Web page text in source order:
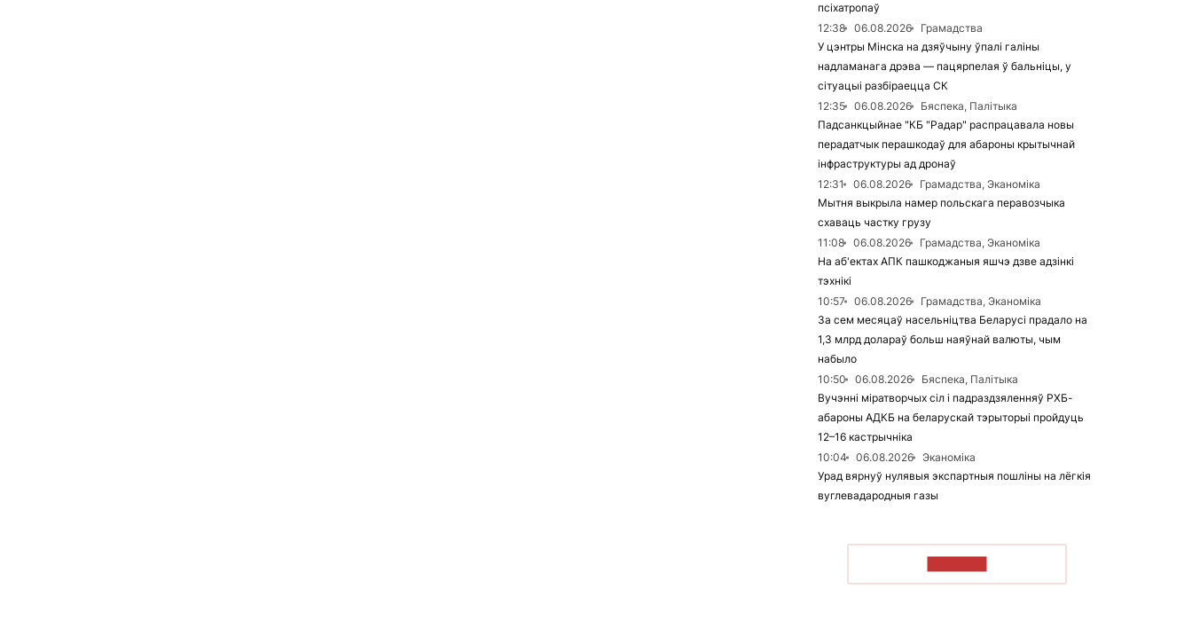
псіхатропаў
12:38
06.08.2026
Грамадства
У цэнтры Мінска на дзяўчыну ўпалі галіны
надламанага дрэва — пацярпелая ў бальніцы, у
сітуацыі разбіраецца СК
12:35
06.08.2026
Бяспека, Палітыка
Падсанкцыйнае "КБ "Радар" распрацавала новы
перадатчык перашкодаў для абароны крытычнай
інфраструктуры ад дронаў
12:31
06.08.2026
Грамадства, Эканоміка
Мытня выкрыла намер польскага перавозчыка
схаваць частку грузу
11:08
06.08.2026
Грамадства, Эканоміка
На аб'ектах АПК пашкоджаныя яшчэ дзве адзінкі
тэхнікі
10:57
06.08.2026
Грамадства, Эканоміка
За сем месяцаў насельніцтва Беларусі прадало на
1,3 млрд долараў больш наяўнай валюты, чым
набыло
10:50
06.08.2026
Бяспека, Палітыка
Вучэнні міратворчых сіл і падраздзяленняў РХБ-
абароны АДКБ на беларускай тэрыторыі пройдуць
12–16 кастрычніка
10:04
06.08.2026
Эканоміка
Урад вярнуў нулявыя экспартныя пошліны на лёгкія
вуглевадародныя газы